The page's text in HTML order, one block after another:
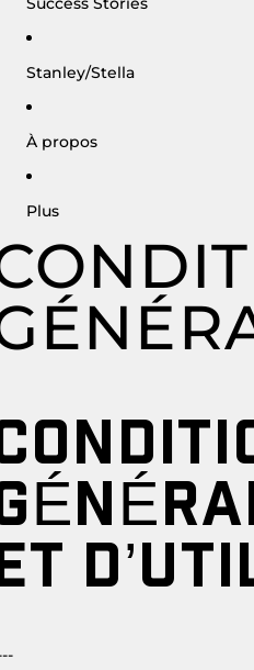
Stanley/Stella
À propos
Plus